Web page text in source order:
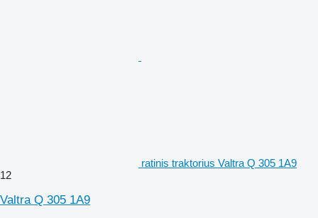
ratinis traktorius Valtra Q 305 1A9
12
Valtra Q 305 1A9